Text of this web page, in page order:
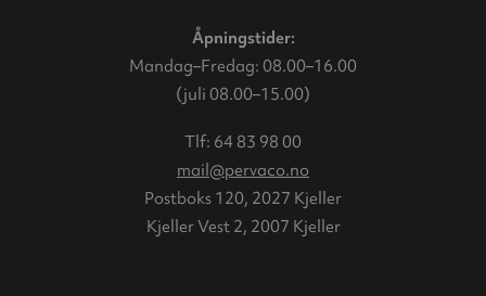
Åpningstider:
Mandag–Fredag: 08.00–16.00
(juli 08.00–15.00)
Tlf: 64 83 98 00
mail@pervaco.no
Postboks 120, 2027 Kjeller
Kjeller Vest 2, 2007 Kjeller